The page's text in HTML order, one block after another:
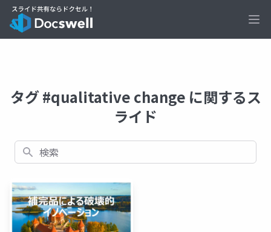
タグ #qualitative change に関するス
ライド
検索